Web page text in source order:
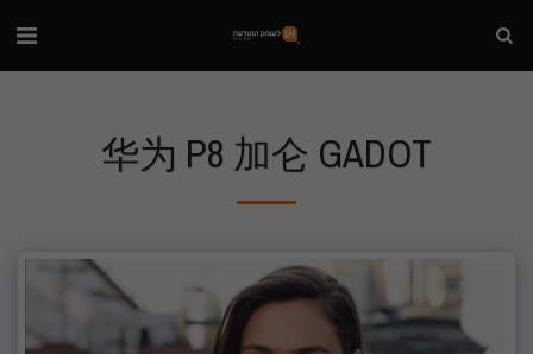
华为 P8 加仑 GADOT